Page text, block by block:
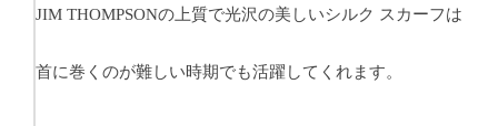
JIM THOMPSONの上質で光沢の美しいシルク スカーフは
首に巻くのが難しい時期でも活躍してくれます。